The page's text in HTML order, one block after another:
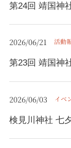
第24回 靖国神
2026/06/21 活動
第23回 靖国神
2026/06/03 イベ
検見川神社 七